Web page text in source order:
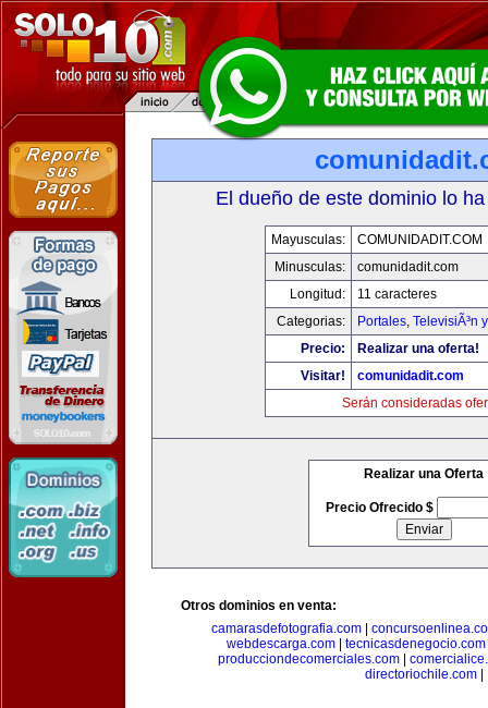
El dueño de este dominio lo
Mayusculas:
COMUNIDADIT.COM
Minusculas:
comunidadit.com
Longitud:
11 caracteres
Categorias:
Portales, TelevisiÃ³n
Precio:
Realizar una oferta!
Visitar!
comunidadit.com
Serán consideradas
Realizar una Oferta
Precio Ofrecido $
Otros dominios en venta:
camarasdefotografia.com|
webdescarga.com| tecnicasdenegocio.com
producciondecomerciales.com|
directoriochile.com|